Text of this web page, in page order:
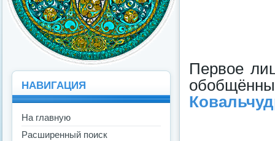
Первое
НАВИГАЦИЯ
На главную
Расширенный поиск